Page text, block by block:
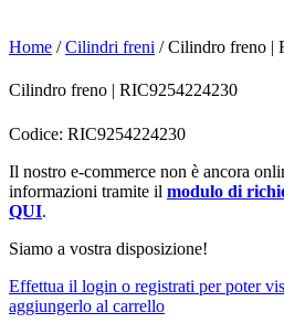
Home /Cilindri freni / Cilindro freno |
Cilindro freno | RIC9254224230
Codice: RIC9254224230
Il nostro e-commerce non è ancora
informazioni tramite il modulo di
QUI.
Siamo a vostra disposizione!
Effettua il login o registrati per poter
aggiungerlo al carrello